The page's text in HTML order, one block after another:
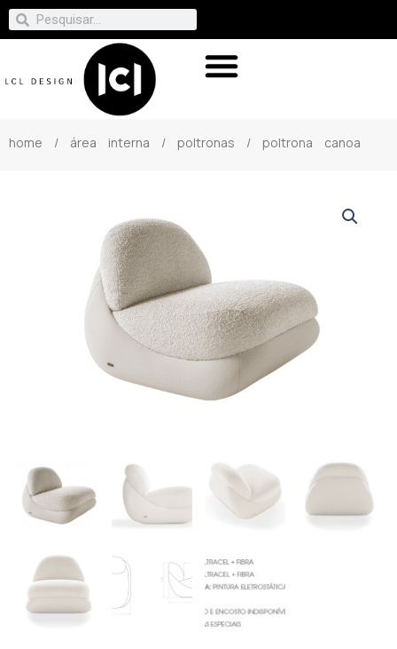
home / área interna / poltronas / poltrona canoa